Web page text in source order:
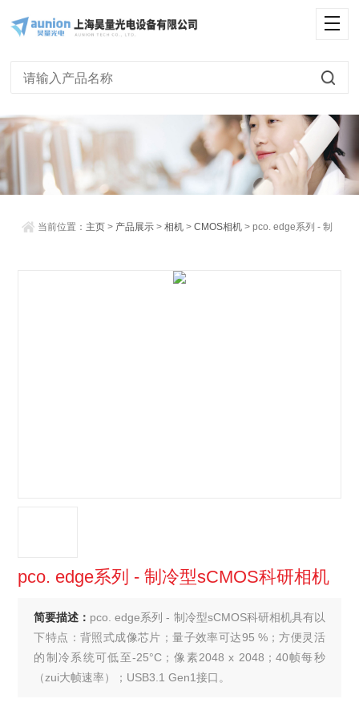
当前位置： 主页 > 产品展示 >相机 >CMOS相机 > pco. edge系列 - 制
pco. edge系列 - 制冷型sCMOS科研相机
简要描述： pco. edge系列 - 制冷型sCMOS科研相机具有以
下特点：背照式成像芯片；量子效率可达95 %；方便灵活
的制冷系统可低至-25°C；像素2048 x 2048；40帧每秒
（zui大帧速率）；USB3.1 Gen1接口。